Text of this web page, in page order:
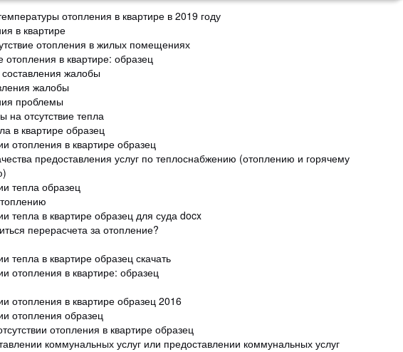
отопления в квартире в 2019 году
в квартире
отопления в жилых помещениях
отопления в квартире: образец
жалобы
жалобы
проблемы
на отсутствие тепла
в квартире образец
отопления в квартире образец
предоставления услуг по теплоснабжению (отоплению и горячему
тепла образец
тепла в квартире образец для суда docx
перерасчета за отопление?
тепла в квартире образец скачать
отопления в квартире: образец
отопления в квартире образец 2016
отопления образец
отопления в квартире образец
коммунальных услуг или предоставлении коммунальных услуг